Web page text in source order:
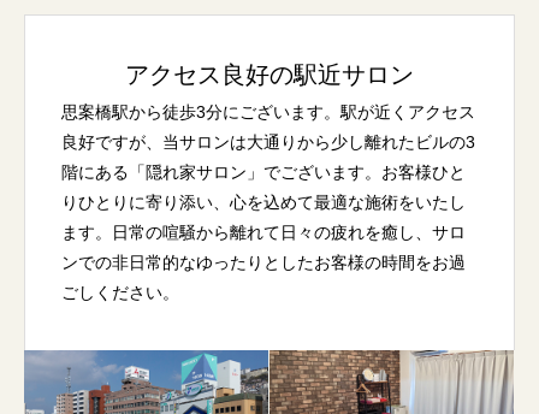
アクセス良好の駅近サロン
思案橋駅から徒歩3分にございます。駅が近くアクセス
良好ですが、当サロンは大通りから少し離れたビルの3
階にある「隠れ家サロン」でございます。お客様ひと
りひとりに寄り添い、心を込めて最適な施術をいたし
ます。日常の喧騒から離れて日々の疲れを癒し、サロ
ンでの非日常的なゆったりとしたお客様の時間をお過
ごしください。